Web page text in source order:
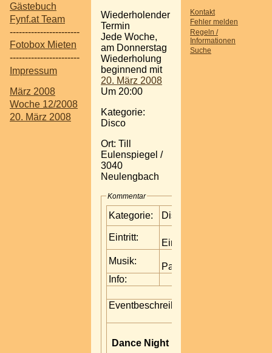
Gästebuch
Fynf.at Team
-----------------------
Fotobox Mieten
-----------------------
Impressum
März 2008
Woche 12/2008
20. März 2008
Kontakt
Fehler melden
Regeln /
Informationen
Suche
Wiederholender
Termin
Jede Woche,
am Donnerstag
Wiederholung
beginnend mit
20. März 2008
Um 20:00
Kategorie:
Disco
Ort: Till
Eulenspiegel /
3040
Neulengbach
Kommentar
Kategorie: Disco
Eintritt:
Eintritt frei!!
Musik:
Partymusik
Info:
Eventbeschreibung:
Dance Night